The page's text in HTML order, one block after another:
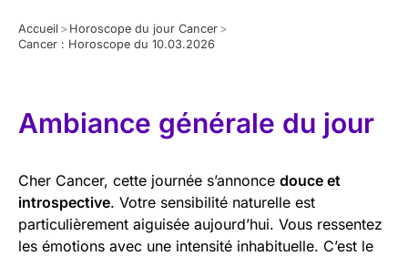
Accueil > Horoscope du jour Cancer >
Cancer : Horoscope du 10.03.2026
Ambiance générale du jour
Cher Cancer, cette journée s’annonce douce et
introspective. Votre sensibilité naturelle est
particulièrement aiguisée aujourd’hui. Vous ressentez
les émotions avec une intensité inhabituelle. C’est le